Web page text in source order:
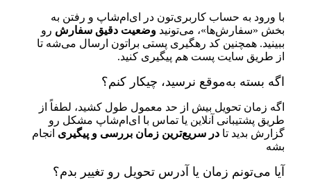
با ورود به حساب کاربری‌تون در ای‌ام‌شاپ و رفتن به
بخش «سفارش‌ها»، می‌تونید وضعیت دقیق سفارش رو
ببینید. همچنین کد رهگیری پستی براتون ارسال می‌شه تا
از طریق سایت پست هم پیگیری کنید.
اگه بسته به‌موقع نرسید، چیکار کنم؟
اگه زمان تحویل بیش از حد معمول طول کشید، لطفاً از
طریق پشتیبانی آنلاین یا تماس با ای‌ام‌شاپ مشکل رو
گزارش بدید تا در سریع‌ترین زمان بررسی و پیگیری انجام
بشه
آیا می‌تونم زمان یا آدرس تحویل رو تغییر بدم؟